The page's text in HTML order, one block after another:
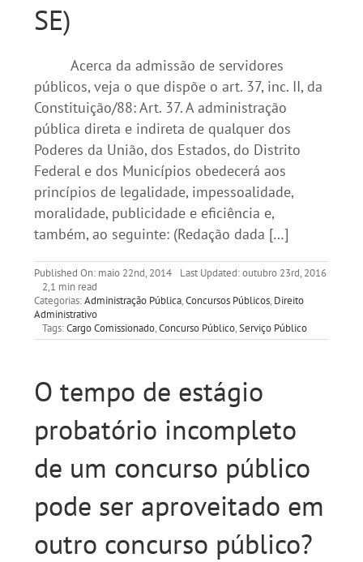
SE)
Acerca da admissão de servidores
públicos, veja o que dispõe o art. 37, inc. II, da
Constituição/88: Art. 37. A administração
pública direta e indireta de qualquer dos
Poderes da União, dos Estados, do Distrito
Federal e dos Municípios obedecerá aos
princípios de legalidade, impessoalidade,
moralidade, publicidade e eficiência e,
também, ao seguinte: (Redação dada […]
Published On: maio 22nd, 2014
Last Updated: outubro 23rd, 2016
2,1 min read
Categorias:Administração Pública,Concursos Públicos, Direito
Administrativo
Tags:Cargo Comissionado,Concurso Público,Serviço Público
O tempo de estágio
probatório incompleto
de um concurso público
pode ser aproveitado em
outro concurso público?